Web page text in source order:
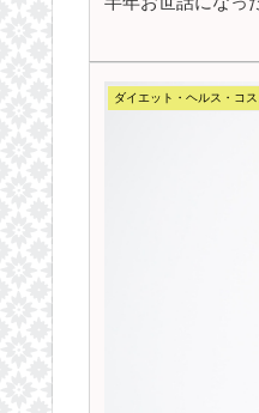
ダイエット・ヘルス・コス